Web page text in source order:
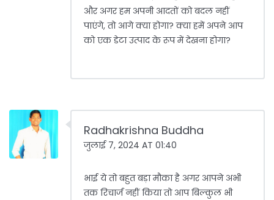
और अगर हम अपनी आदतों को बदल नहीं
पाएंगे, तो आगे क्या होगा? क्या हमें अपने आप
को एक डेटा उत्पाद के रूप में देखना होगा?
Radhakrishna Buddha
जुलाई 7, 2024 AT 01:40
भाई ये तो बहुत बड़ा मौका है अगर आपने अभी
तक रिचार्ज नहीं किया तो आप बिल्कुल भी